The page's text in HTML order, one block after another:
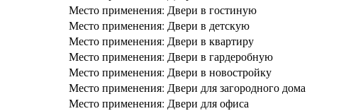
Место применения: Двери в гостиную
Место применения: Двери в детскую
Место применения: Двери в квартиру
Место применения: Двери в гардеробную
Место применения: Двери в новостройку
Место применения: Двери для загородного дома
Место применения: Двери для офиса